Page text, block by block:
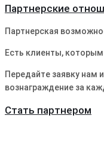
Партнерские
Партнерская
Есть клиенты, которым
Передайте заявку нам
вознаграждение за
Стать партнером